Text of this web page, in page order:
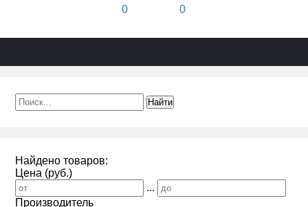
0 0
Найдено товаров:
Цена (руб.)
...
Производитель